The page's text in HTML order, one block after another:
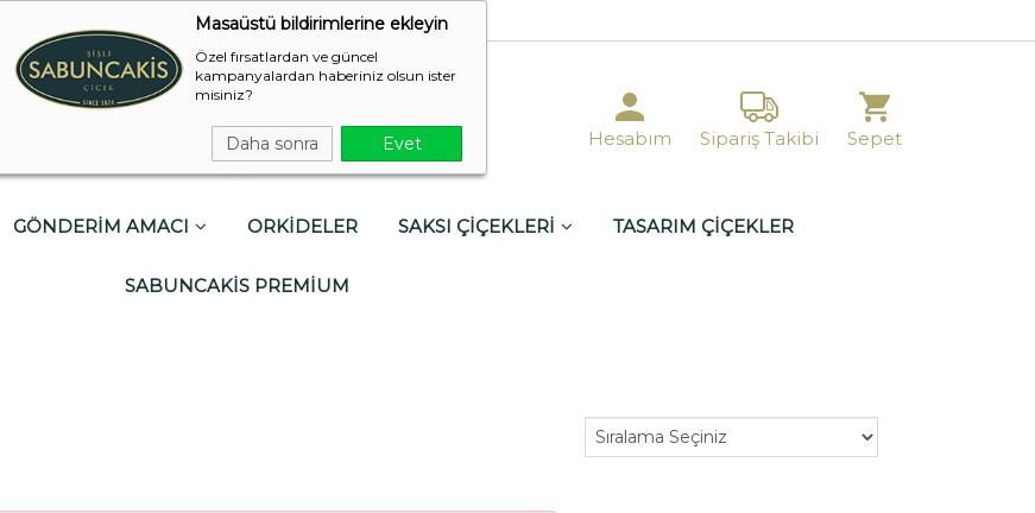
Masaüstü bildirimlerine ekleyin
Özel fırsatlardan ve güncel
kampanyalardan haberiniz olsun ister
misiniz?
Daha sonra Evet Hesabım Sipariş Takibi Sepet
GÖNDERİM AMACI ORKİDELER SAKSI ÇİÇEKLERİ TASARIM ÇİÇEKLER
SABUNCAKİS PREMİUM